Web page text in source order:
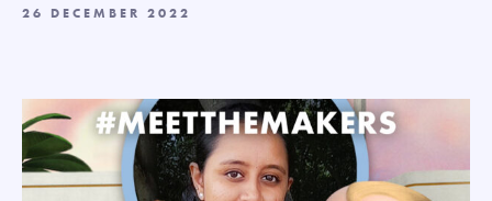
26 DECEMBER 2022